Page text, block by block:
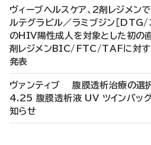
ヴィーブヘルスケア、2剤レジメン
ルテグラビル／ラミブジン［DTG/
のHIV陽性成人を対象とした初の
剤レジメンBIC/FTC/TAFに対す
発表
ヴァンティブ 腹膜透析治療の選
4.25 腹膜透析液 UV ツインバッ
知らせ